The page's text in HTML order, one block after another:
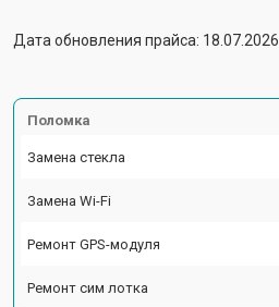
Дата обновления прайса: 18.07.2026
Поломка
Замена стекла
Замена Wi-Fi
Ремонт GPS-модуля
Ремонт сим лотка